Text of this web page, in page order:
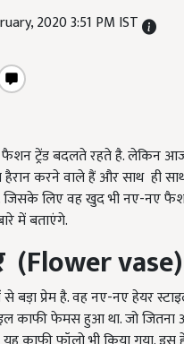
2020 3:51 PM IST
फैशन ट्रेंड बदलते रहते है. लेकिन
करने वाले हैं और साथ ही
जिसके लिए वह खुद भी नए-नए
में बताएंगे.
(Flower vase)
प्रेम है. वह नए-नए हेयर
काफी फेमस हुआ था. जो जितना